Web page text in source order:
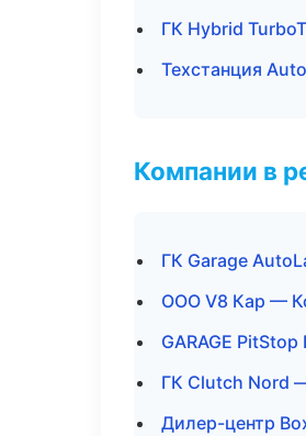
ГК Hybrid
Техстанция
Компании в
ГК Garage
ООО V8 Кар —
GARAGE
ГК Clutch Nord
Дилер-центр